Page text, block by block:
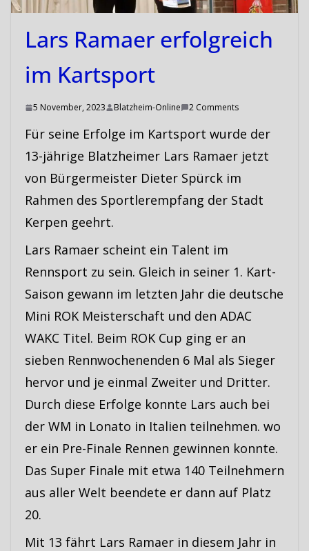
Lars Ramaer erfolgreich
im Kartsport
5 November, 2023 Blatzheim-Online 2 Comments
Für seine Erfolge im Kartsport wurde der
13-jährige Blatzheimer Lars Ramaer jetzt
von Bürgermeister Dieter Spürck im
Rahmen des Sportlerempfang der Stadt
Kerpen geehrt.
Lars Ramaer scheint ein Talent im
Rennsport zu sein. Gleich in seiner 1. Kart-
Saison gewann im letzten Jahr die deutsche
Mini ROK Meisterschaft und den ADAC
WAKC Titel. Beim ROK Cup ging er an
sieben Rennwochenenden 6 Mal als Sieger
hervor und je einmal Zweiter und Dritter.
Durch diese Erfolge konnte Lars auch bei
der WM in Lonato in Italien teilnehmen. wo
er ein Pre-Finale Rennen gewinnen konnte.
Das Super Finale mit etwa 140 Teilnehmern
aus aller Welt beendete er dann auf Platz
20.
Mit 13 fährt Lars Ramaer in diesem Jahr in